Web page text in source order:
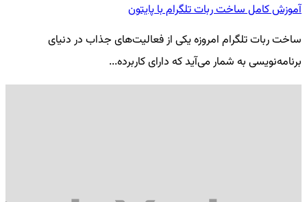
آموزش کامل ساخت ربات تلگرام با پایتون
ساخت ربات تلگرام امروزه یکی از فعالیت‌های جذاب در دنیای
برنامه‌نویسی به شمار می‌آید که دارای کاربرده...